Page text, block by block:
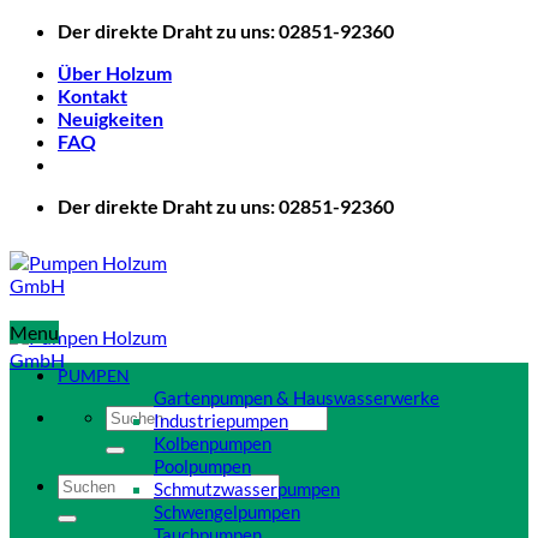
Zum
springen
Der direkte Draht zu uns: 02851-92360
Über Holzum
Kontakt
Neuigkeiten
FAQ
Der direkte Draht zu uns: 02851-92360
Suchen
nach:
Suchen
nach:
Menu
PUMPEN
Gartenpumpen & Hauswasserwerke
Industriepumpen
Kolbenpumpen
Poolpumpen
Schmutzwasserpumpen
Schwengelpumpen